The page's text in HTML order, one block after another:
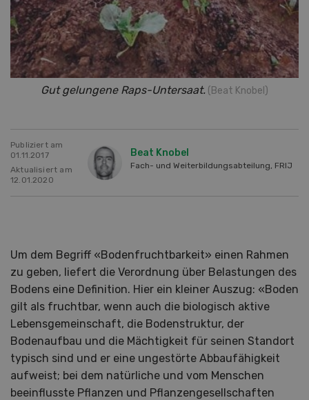
Gut gelungene Raps-Untersaat. (Beat Knobel)
Publiziert am
01.11.2017
Aktualisiert am
12.01.2020
Beat Knobel
Fach- und Weiterbildungsabteilung, FRIJ
Um dem Begriff «Bodenfruchtbarkeit» einen Rahmen
zu geben, liefert die Verordnung über Belastungen des
Bodens eine Definition. Hier ein kleiner Auszug: «Boden
gilt als fruchtbar, wenn auch die biologisch aktive
Lebensgemeinschaft, die Bodenstruktur, der
Bodenaufbau und die Mächtigkeit für seinen Standort
typisch sind und er eine ungestörte Abbaufähigkeit
aufweist; bei dem natürliche und vom Menschen
beeinflusste Pflanzen und Pflanzengesellschaften